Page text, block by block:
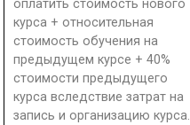
оплатить стоимость нового
курса + относительная
стоимость обучения на
предыдущем курсе + 40%
стоимости предыдущего
курса вследствие затрат на
запись и организацию курса.